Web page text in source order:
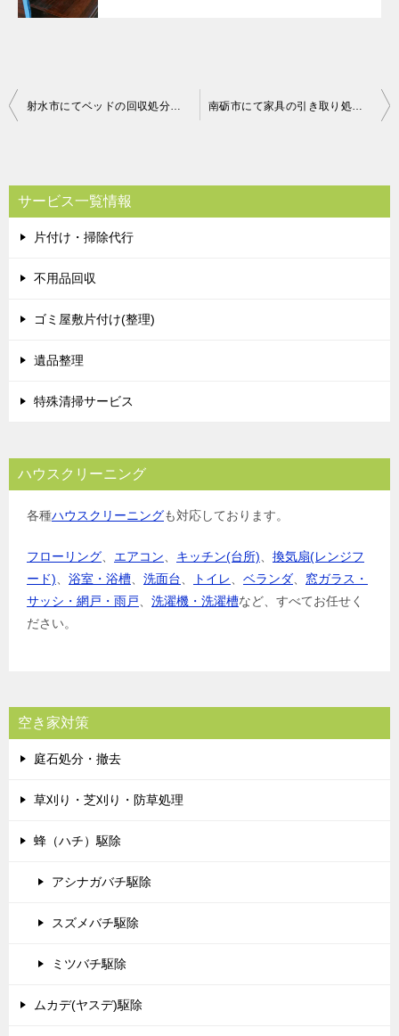
投
ビ
ゲ
ー
シ
サービス一覧情報
片付け・掃除代行
不用品回収
ゴミ屋敷片付け(整理)
遺品整理
特殊清掃サービス
ハウスクリーニング
各種ハウスクリーニングも対応しております。
フローリング エアコン キッチン(台所)
換気扇(レンジフ
ード)
浴室・浴槽 洗面台 トイレ ベランダ
窓ガラス・
サッシ・網戸・雨戸
洗濯機・洗濯槽など、すべてお任せく
ださい。
空き家対策
庭石処分・撤去
草刈り・芝刈り・防草処理
蜂（ハチ）駆除
アシナガバチ駆除
スズメバチ駆除
ミツバチ駆除
ムカデ(ヤスデ)駆除